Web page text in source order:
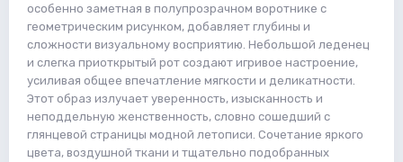
особенно заметная в полупрозрачном воротнике с
геометрическим рисунком, добавляет глубины и
сложности визуальному восприятию. Небольшой леденец
и слегка приоткрытый рот создают игривое настроение,
усиливая общее впечатление мягкости и деликатности.
Этот образ излучает уверенность, изысканность и
неподдельную женственность, словно сошедший с
глянцевой страницы модной летописи. Сочетание яркого
цвета, воздушной ткани и тщательно подобранных